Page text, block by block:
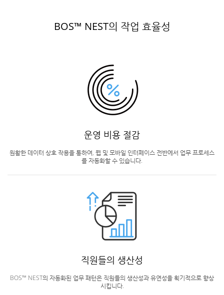
BOS™ NEST의 작업 효율성
운영 비용 절감
원활한 데이터 상호 작용을 통하여, 웹 및 모바일 인터페이스 전반에서 업무 프로세스
를 자동화할 수 있습니다.
직원들의 생산성
BOS™ NEST의 자동화된 업무 패턴은 직원들의 생산성과 유연성을 획기적으로 향상
시킵니다.